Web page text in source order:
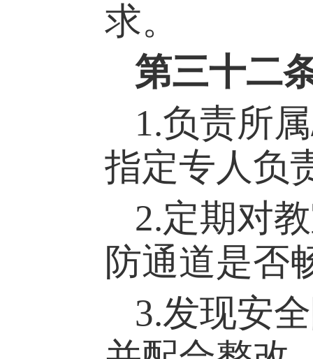
求。
第三十二
1.负责所属
指定专人负
2.定期对
防通道是否
3.发现安